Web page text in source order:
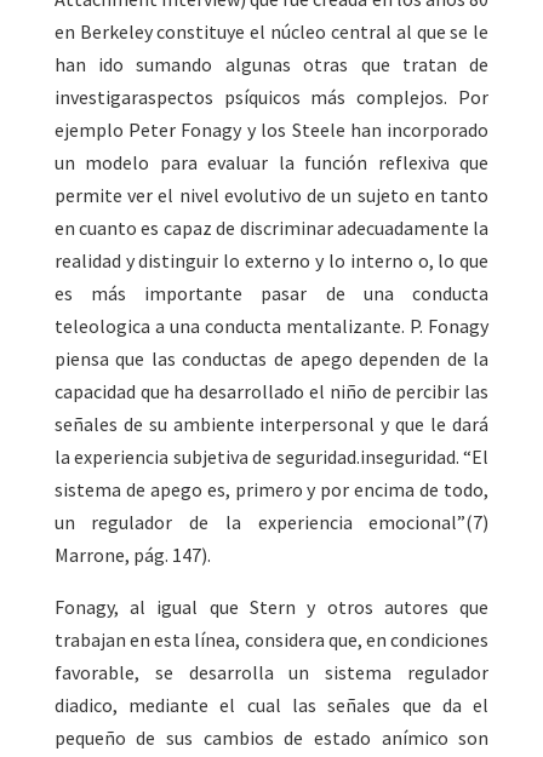
en Berkeley constituye el núcleo central al que se le
han ido sumando algunas otras que tratan de
investigaraspectos psíquicos más complejos. Por
ejemplo Peter Fonagy y los Steele han incorporado
un modelo para evaluar la función reflexiva que
permite ver el nivel evolutivo de un sujeto en tanto
en cuanto es capaz de discriminar adecuadamente la
realidad y distinguir lo externo y lo interno o, lo que
es más importante pasar de una conducta
teleologica a una conducta mentalizante. P. Fonagy
piensa que las conductas de apego dependen de la
capacidad que ha desarrollado el niño de percibir las
señales de su ambiente interpersonal y que le dará
la experiencia subjetiva de seguridad.inseguridad. “El
sistema de apego es, primero y por encima de todo,
un regulador de la experiencia emocional”(7)
Marrone, pág. 147).
Fonagy, al igual que Stern y otros autores que
trabajan en esta línea, considera que, en condiciones
favorable, se desarrolla un sistema regulador
diadico, mediante el cual las señales que da el
pequeño de sus cambios de estado anímico son